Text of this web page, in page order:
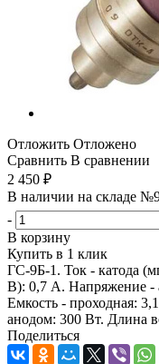
Отложить Отложено
Сравнить В сравнении
2 450 ₽
В наличии на складе
-
В корзину
Купить в 1 клик
ГС-9Б-1. Ток - катода
В): 0,7 А. Напряжение -
Емкость - проходная:
анодом: 300 Вт. Длина
Поделиться